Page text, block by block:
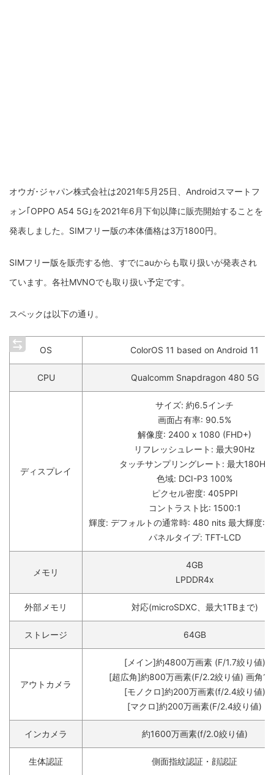
オウガ･ジャパン株式会社は2021年5月25日、Androidスマートフ
ォン｢OPPO A54 5G｣を2021年6月下旬以降に販売開始することを
発表しました。SIMフリー版の本体価格は3万1800円。
SIMフリー版を販売する他、すでにauからも取り扱いが発表され
ています。各社MVNOでも取り扱い予定です。
スペックは以下の通り。
OS ColorOS 11 based on Android 11
CPU Qualcomm Snapdragon 480 5G
ディスプレイ
サイズ: 約6.5インチ
画面占有率: 90.5%
解像度: 2400 x 1080 (FHD+)
リフレッシュレート: 最大90Hz
タッチサンプリングレート: 最大180Hz
色域: DCI-P3 100%
ピクセル密度: 405PPI
コントラスト比: 1500:1
輝度: デフォルトの通常時: 480 nits 最大輝度:
パネルタイプ: TFT-LCD
メモリ
4GB
LPDDR4x
外部メモリ 対応(microSDXC、最大1TBまで)
ストレージ 64GB
アウトカメラ
[メイン]約4800万画素 (F/1.7絞り値)
[超広角]約800万画素(F/2.2絞り値) 画角
[モノクロ]約200万画素(f/2.4絞り値)
[マクロ]約200万画素(F/2.4絞り値)
インカメラ 約1600万画素(f/2.0絞り値)
生体認証 側面指紋認証・顔認証